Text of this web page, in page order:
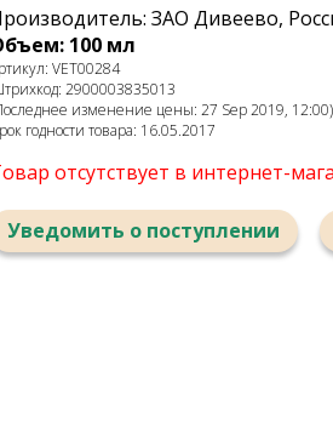
ЗАО Дивеево,
100 мл
VET00284
2900003835013
изменение цены: 27 Sep 2019, 12:00)
годности товара: 16.05.2017
отсутствует в интернет-
Уведомить о поступлении